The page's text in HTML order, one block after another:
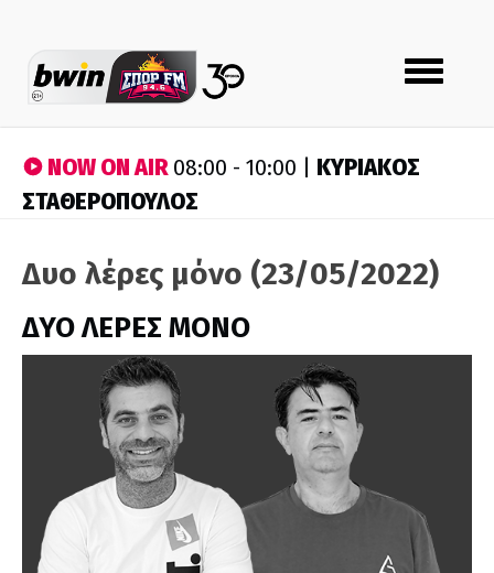
Toggle
navigation
NOW ON AIR08:00 - 10:00 | ΚΥΡΙΑΚΟΣ
ΣΤΑΘΕΡΟΠΟΥΛΟΣ
Δυο λέρες μόνο (23/05/2022)
ΔΥΟ ΛΕΡΕΣ ΜΟΝΟ